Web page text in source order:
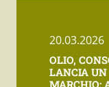
20.03.2026
OLIO,
LANCIA
MARCHIO: